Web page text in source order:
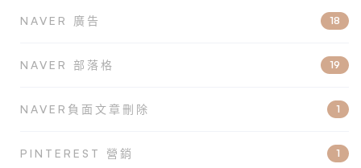
NAVER 廣告 18
NAVER 部落格 19
NAVER負面文章刪除 1
PINTEREST 營銷 1